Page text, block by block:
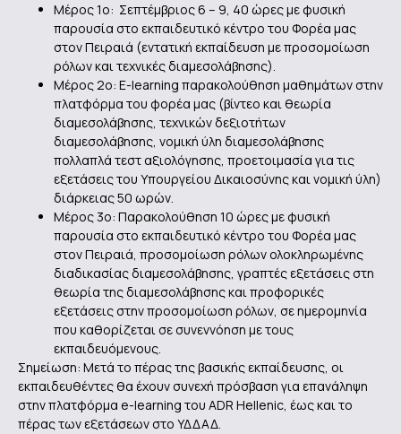
Μέρος 1ο: Σεπτέμβριος 6 – 9, 40 ώρες με φυσική
παρουσία στο εκπαιδευτικό κέντρο του Φορέα μας
στον Πειραιά (εντατική εκπαίδευση με προσομοίωση
ρόλων και τεχνικές διαμεσολάβησης).
Μέρος 2ο: E-learning παρακολούθηση μαθημάτων στην
πλατφόρμα του φορέα μας (βίντεο και θεωρία
διαμεσολάβησης, τεχνικών δεξιοτήτων
διαμεσολάβησης, νομική ύλη διαμεσολάβησης
πολλαπλά τεστ αξιολόγησης, προετοιμασία για τις
εξετάσεις του Υπουργείου Δικαιοσύνης και νομική ύλη)
διάρκειας 50 ωρών.
Μέρος 3ο: Παρακολούθηση 10 ώρες με φυσική
παρουσία στο εκπαιδευτικό κέντρο του Φορέα μας
στον Πειραιά, προσομοίωση ρόλων ολοκληρωμένης
διαδικασίας διαμεσολάβησης, γραπτές εξετάσεις στη
θεωρία της διαμεσολάβησης και προφορικές
εξετάσεις στην προσομοίωση ρόλων, σε ημερομηνία
που καθορίζεται σε συνεννόηση με τους
εκπαιδευόμενους.
Σημείωση: Μετά το πέρας της βασικής εκπαίδευσης, οι
εκπαιδευθέντες θα έχουν συνεχή πρόσβαση για επανάληψη
στην πλατφόρμα e-learning του ADR Hellenic, έως και το
πέρας των εξετάσεων στο ΥΔΔΑΔ.